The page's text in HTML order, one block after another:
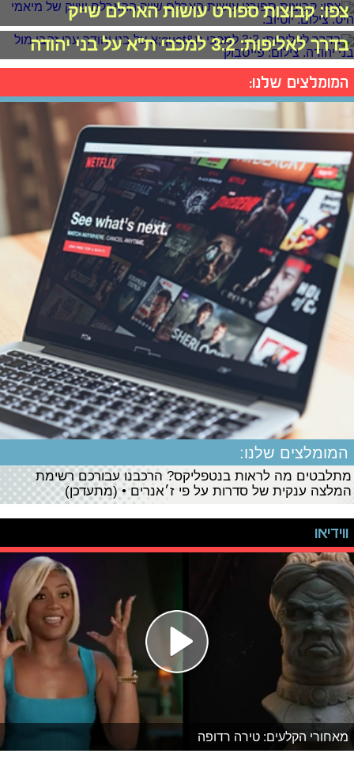
צפו: קבוצות ספורט עושות הארלם שייק
בדרך לאליפות: 3:2 למכבי ת"א על בני יהודה
המומלצים שלנו:
המומלצים שלנו:
מתלבטים מה לראות בנטפליקס? הרכבנו עבורכם רשימת
המלצה ענקית של סדרות על פי ז׳אנרים • (מתעדכן)
ווידיאו
מאחורי הקלעים: טירה רדופה